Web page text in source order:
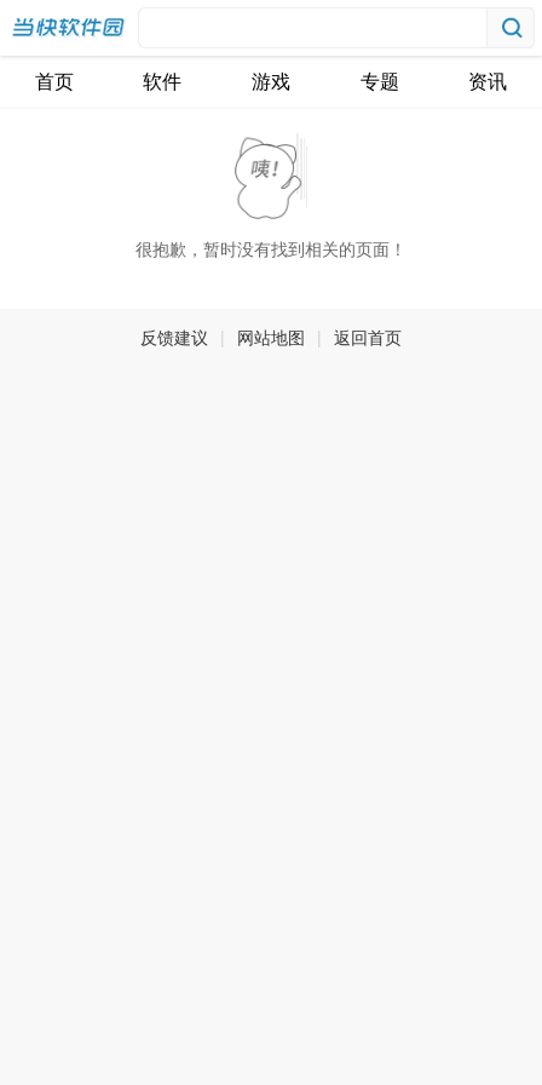
首页 软件 游戏 专题 资讯
很抱歉，暂时没有找到相关的页面！
反馈建议 | 网站地图 | 返回首页